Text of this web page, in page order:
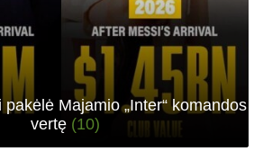
Majamio „Inter“ komandos
vertę (10)